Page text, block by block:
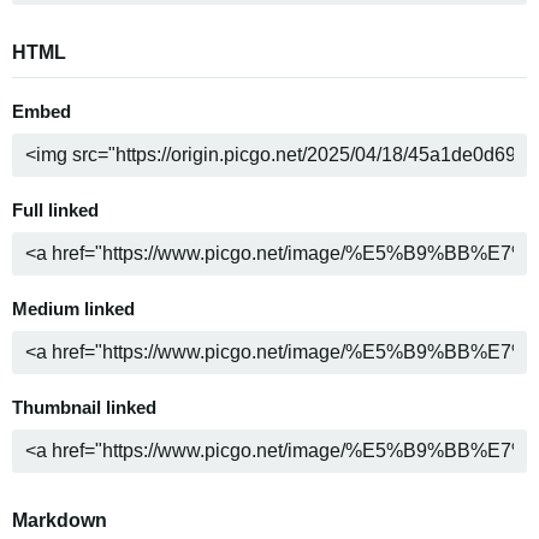
HTML
Embed
Full linked
Medium linked
Thumbnail linked
Markdown